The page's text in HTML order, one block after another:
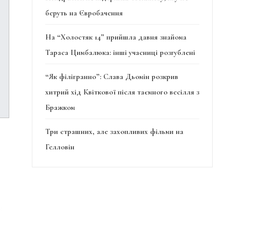
беруть на Євробачення
На “Холостяк 14” прийшла давня знайома
Тараса Цимбалюка: інші учасниці розгублені
“Як філігранно”: Слава Дьомін розкрив
хитрий хід Квіткової після таємного весілля з
Бражком
Три страшних, але захопливих фільми на
Гелловін